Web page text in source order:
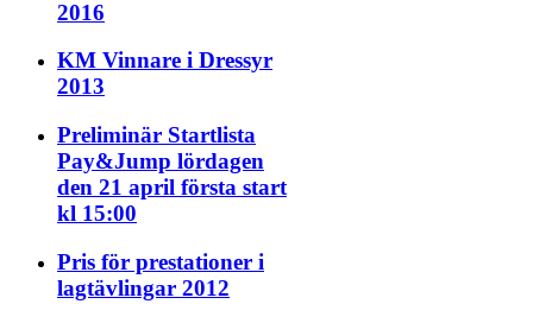
2016
KM Vinnare i Dressyr
2013
Preliminär Startlista
Pay&Jump lördagen
den 21 april första start
kl 15:00
Pris för prestationer i
lagtävlingar 2012